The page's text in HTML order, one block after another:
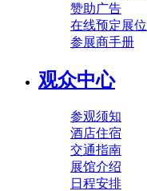
赞助广告
在线预定展位
参展商手册
观众中心
参观须知
酒店住宿
交通指南
展馆介绍
日程安排